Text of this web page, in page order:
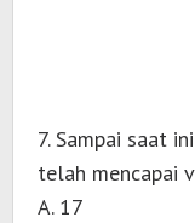
7. Sampai saat
telah mencapai
A. 17